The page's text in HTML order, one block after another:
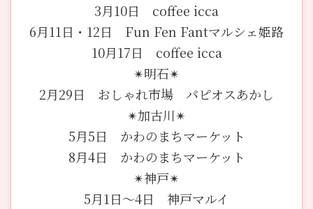
3月10日 coffee icca
6月11日・12日 Fun Fen Fantマルシェ姫路
10月17日 coffee icca
✴︎明石✴︎
2月29日 おしゃれ市場 パピオスあかし
✴︎加古川✴︎
5月5日 かわのまちマーケット
8月4日 かわのまちマーケット
✴︎神戸✴︎
5月1日〜4日 神戸マルイ